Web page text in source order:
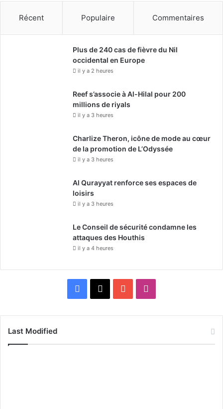
Récent Populaire Commentaires
Plus de 240 cas de fièvre du Nil
occidental en Europe
il y a 2 heures
Reef s’associe à Al-Hilal pour 200
millions de riyals
il y a 3 heures
Charlize Theron, icône de mode au cœur
de la promotion de L’Odyssée
il y a 3 heures
Al Qurayyat renforce ses espaces de
loisirs
il y a 3 heures
Le Conseil de sécurité condamne les
attaques des Houthis
il y a 4 heures
Last Modified